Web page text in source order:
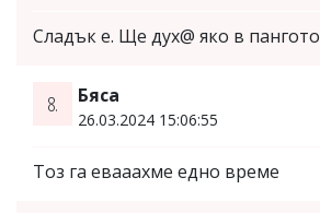
Сладък е. Ще дух@ яко в пангото
8. Бяса
26.03.2024 15:06:55
Тоз га евааахме едно време